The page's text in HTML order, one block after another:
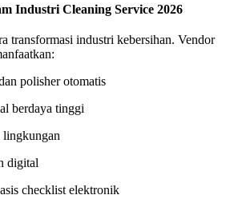
Industri Cleaning Service 2026
transformasi industri kebersihan. Vendor
polisher otomatis
berdaya tinggi
lingkungan
digital
checklist elektronik